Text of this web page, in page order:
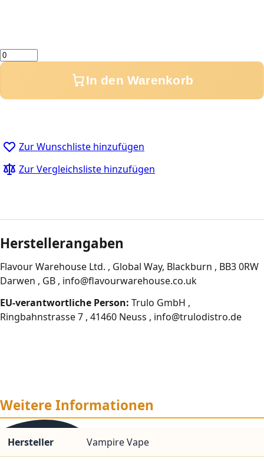
Menge
In den Warenkorb
Zur Wunschliste hinzufügen
Zur Vergleichsliste hinzufügen
Herstellerangaben
Flavour Warehouse Ltd. , Global Way, Blackburn , BB3 0RW
Darwen , GB , info@flavourwarehouse.co.uk
EU-verantwortliche Person: Trulo GmbH ,
Ringbahnstrasse 7 , 41460 Neuss , info@trulodistro.de
Weitere Informationen
Hersteller Vampire Vape